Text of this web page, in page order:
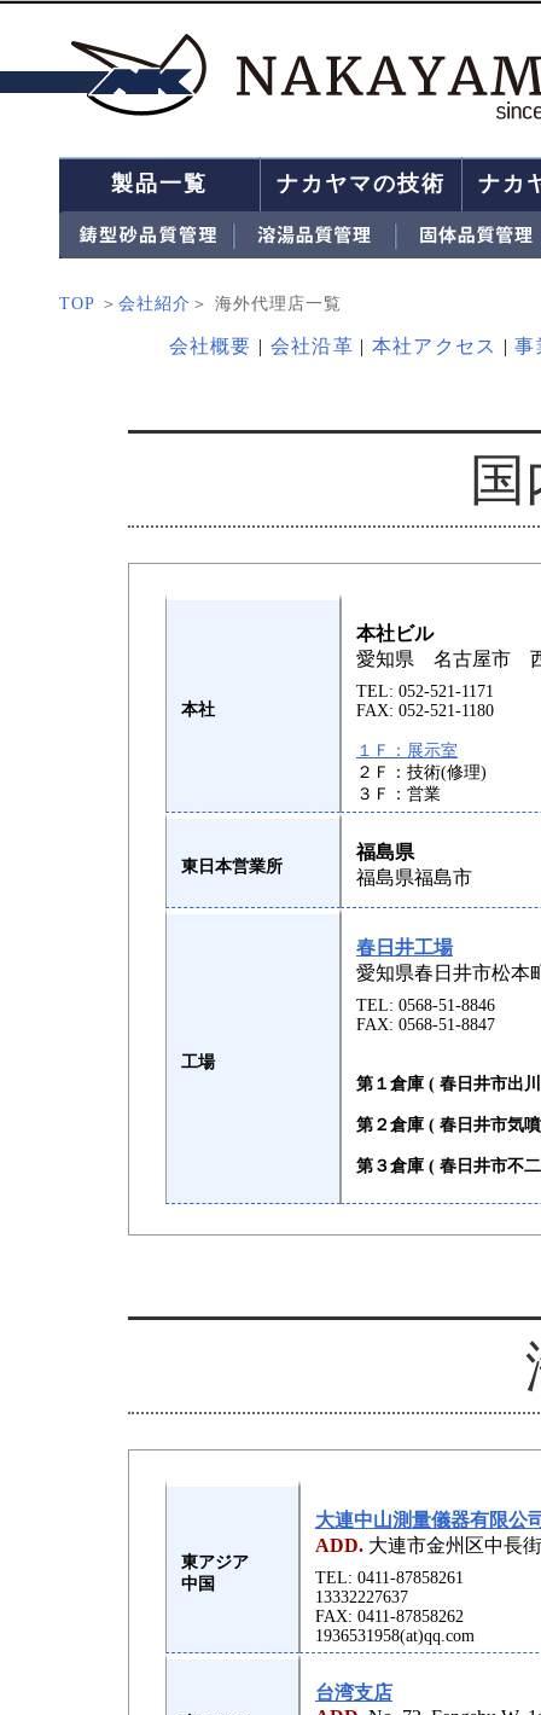
製品一覧 ナカヤマの技術 ナカ
TOP ＞ 会社紹介 ＞ 海外代理店一覧
会社概要 | 会社沿革 | 本社アクセス |事
本社
本社ビル
愛知県 名古屋市
TEL: 052-521-1171
FAX: 052-521-1180
１Ｆ：展示室
２Ｆ：技術(修理)
３Ｆ：営業
東日本営業所
福島県
福島県福島市
工場
春日井工場
愛知県春日井市松本
TEL: 0568-51-8846
FAX: 0568-51-8847
第１倉庫 ( 春日井市出
第２倉庫 ( 春日井市気
第３倉庫 ( 春日井市不
東アジア
中国
大連中山測量儀器有限公
ADD. 大連市金州区中長
TEL: 0411-87858261
13332227637
FAX: 0411-87858262
1936531958(at)qq.com
台湾支店